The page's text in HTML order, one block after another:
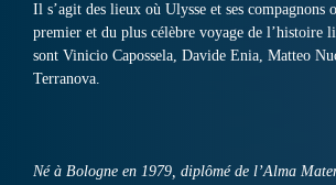
Il s’agit des lieux où Ulysse et ses compagnons
premier et du plus célèbre voyage de l’histoire
sont Vinicio Capossela, Davide Enia, Matteo
Terranova.
Né à Bologne en 1979, diplômé de l’Alma